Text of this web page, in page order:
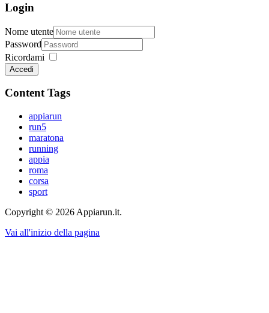
Login
Nome utente
Password
Ricordami
Accedi
Content Tags
appiarun
run5
maratona
running
appia
roma
corsa
sport
Copyright © 2026 Appiarun.it.
Vai all'inizio della pagina